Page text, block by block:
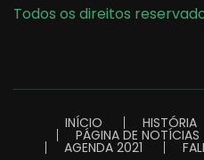
Todos os direitos
INÍCIO HISTÓRIA
PÁGINA DE NOTÍCIAS
AGENDA 2021